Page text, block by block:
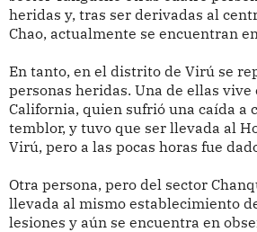
heridas y, tras ser derivadas al
Chao, actualmente se encuentran
En tanto, en el distrito de Virú se
personas heridas. Una de ellas vive
California, quien sufrió una caída a
temblor, y tuvo que ser llevada al
Virú, pero a las pocas horas fue
Otra persona, pero del sector
llevada al mismo establecimiento
lesiones y aún se encuentra en